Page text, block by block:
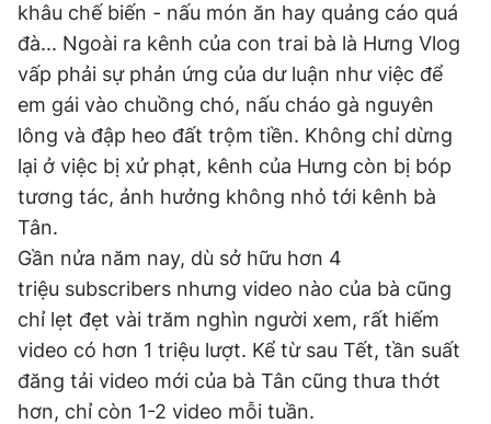
Thông tin tòa soạn Liên hệ quảng cáo
Đọc Thanh Niên trên điện thoại
Theo dõi báo trên
Hotline
0906 645 777
Liên hệ quảng cáo
0908 780 404
khâu chế biến - nấu món ăn hay quảng cáo quá
đà... Ngoài ra kênh của con trai bà là Hưng Vlog
vấp phải sự phản ứng của dư luận như việc để
em gái vào chuồng chó, nấu cháo gà nguyên
lông và đập heo đất trộm tiền. Không chỉ dừng
lại ở việc bị xử phạt, kênh của Hưng còn bị bóp
tương tác, ảnh hưởng không nhỏ tới kênh bà
Tân.
Gần nửa năm nay, dù sở hữu hơn 4
triệu subscribers nhưng video nào của bà cũng
chỉ lẹt đẹt vài trăm nghìn người xem, rất hiếm
video có hơn 1 triệu lượt. Kể từ sau Tết, tần suất
đăng tải video mới của bà Tân cũng thưa thớt
hơn, chỉ còn 1-2 video mỗi tuần.